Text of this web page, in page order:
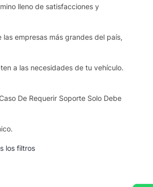
lleno de satisfacciones y
empresas más grandes del país,
a las necesidades de tu vehículo.
De Requerir Soporte Solo Debe
los filtros